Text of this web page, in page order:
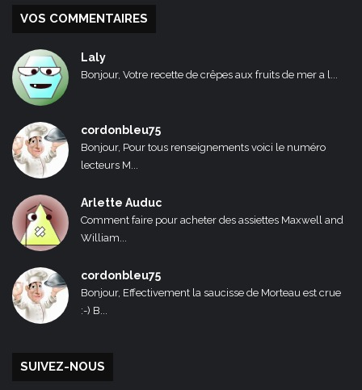
VOS COMMENTAIRES
Laly
Bonjour, Votre recette de crêpes aux fruits de mer a l...
cordonbleu75
Bonjour, Pour tous renseignements voici le numéro
lecteurs M...
Arlette Auduc
Comment faire pour acheter des assiettes Maxwell and
William...
cordonbleu75
Bonjour, Effectivement la saucisse de Morteau est crue
:-) B...
SUIVEZ-NOUS